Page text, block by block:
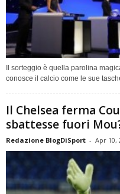
Il sorteggio è quella parolina
conosce il calcio come le sue
Il Chelsea ferma
sbattesse fuori
Redazione BlogDiSport - Apr 10,